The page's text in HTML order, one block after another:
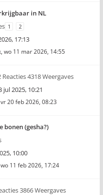
in NL
1 2
17:13
, wo 11 mar 2026, 14:55
Reacties 4318 Weergaves
jul 2025, 10:21
vr 20 feb 2026, 08:23
bonen (gesha?)
10:00
wo 11 feb 2026, 17:24
3866 Weergaves